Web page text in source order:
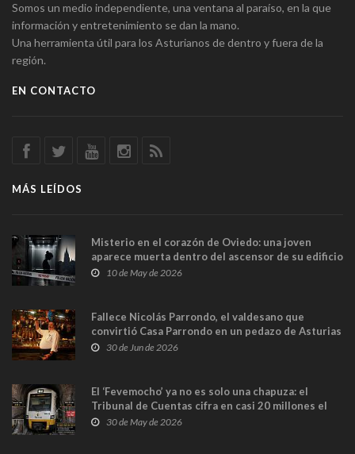
Somos un medio independiente, una ventana al paraíso, en la que
información y entretenimiento se dan la mano.
Una herramienta útil para los Asturianos de dentro y fuera de la
región.
EN CONTACTO
MÁS LEÍDOS
Misterio en el corazón de Oviedo: una joven
aparece muerta dentro del ascensor de su edificio
y las cámaras captan sus últimos minutos
10 de May de 2026
Fallece Nicolás Parrondo, el valdesano que
convirtió Casa Parrondo en un pedazo de Asturias
en Madrid
30 de Jun de 2026
El ‘Fevemocho’ ya no es solo una chapuza: el
Tribunal de Cuentas cifra en casi 20 millones el
sobrecoste de los trenes que no cabían por los
30 de May de 2026